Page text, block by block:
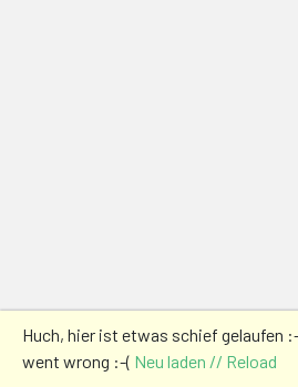
Huch, hier ist etwas schief gelaufen
went wrong :-( Neu laden // Reload